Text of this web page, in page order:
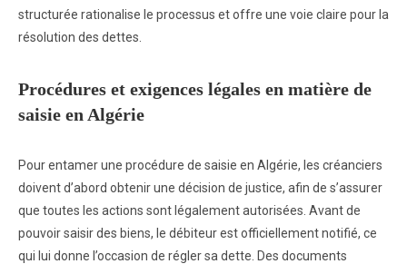
structurée rationalise le processus et offre une voie claire pour la
résolution des dettes.
Procédures et exigences légales en matière de
saisie en Algérie
Pour entamer une procédure de saisie en Algérie, les créanciers
doivent d’abord obtenir une décision de justice, afin de s’assurer
que toutes les actions sont légalement autorisées. Avant de
pouvoir saisir des biens, le débiteur est officiellement notifié, ce
qui lui donne l’occasion de régler sa dette. Des documents